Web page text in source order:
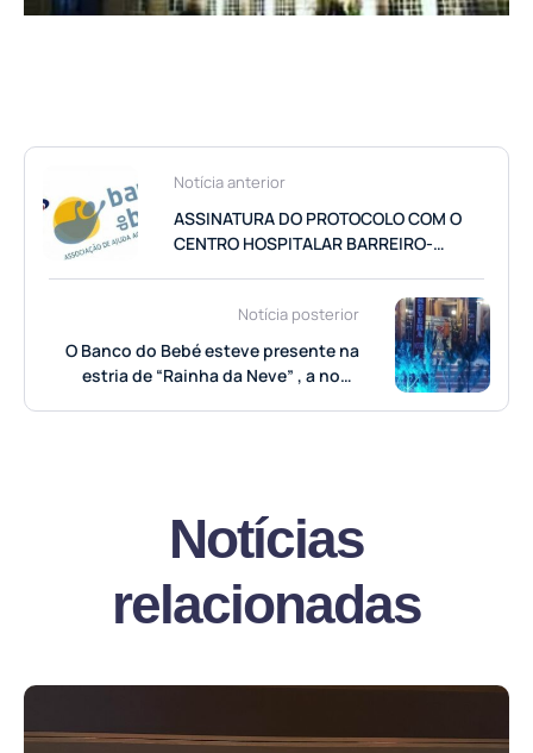
Notícia anterior
ASSINATURA DO PROTOCOLO COM O
CENTRO HOSPITALAR BARREIRO-
SINALIZADOS POR ESTA INSTITUIÇÃO
Notícia posterior
O Banco do Bebé esteve presente na
estria de “Rainha da Neve” , a nova
Notícias
relacionadas